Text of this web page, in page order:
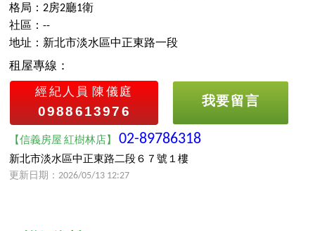
格局：2房2廳1衛
社區：--
地址：新北市淡水區中正東路一段
租屋專線：
經紀人員 陳儀庭
0988613976
我要留言
【信義房屋 紅樹林店】02-89786318
新北市淡水區中正東路二段６７號１樓
更新日期：2026/05/13 12:27